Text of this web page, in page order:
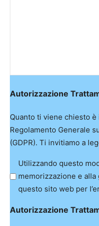
Autorizzazione
Quanto ti viene chiesto
Regolamento Generale
(GDPR). Ti invitiamo a
Utilizzando questo
memorizzazione e
questo sito web per
Autorizzazione